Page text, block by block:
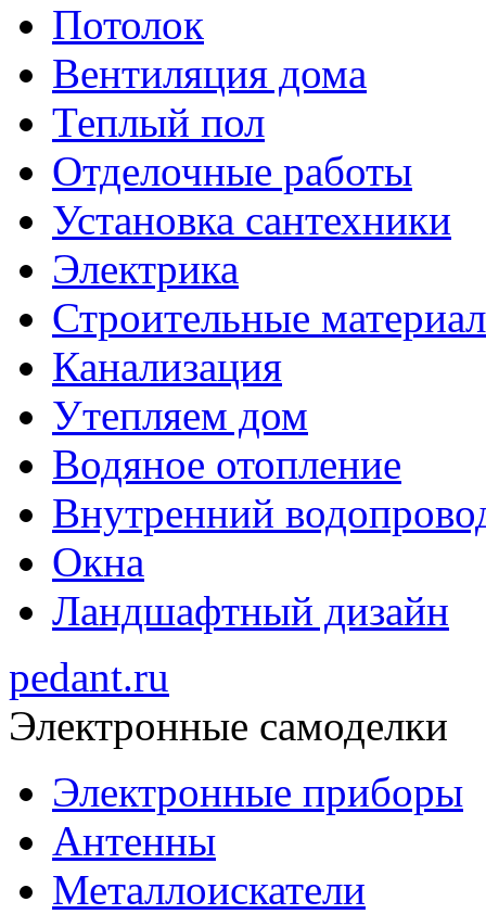
Потолок
Вентиляция дома
Теплый пол
Отделочные работы
Установка сантехники
Электрика
Строительные
Канализация
Утепляем дом
Водяное отопление
Внутренний
Окна
Ландшафтный дизайн
pedant.ru
Электронные самоделки
Электронные приборы
Антенны
Металлоискатели